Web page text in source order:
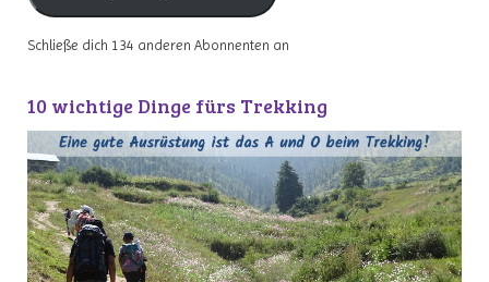
Schließe dich 134 anderen Abonnenten an
10 wichtige Dinge fürs Trekking